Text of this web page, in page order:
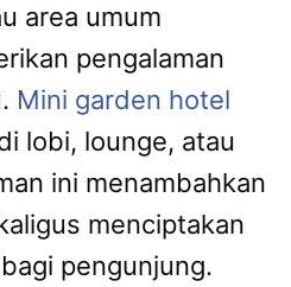
area umum
pengalaman
Mini garden hotel
lobi, lounge, atau
ini menambahkan
menciptakan
pengunjung.